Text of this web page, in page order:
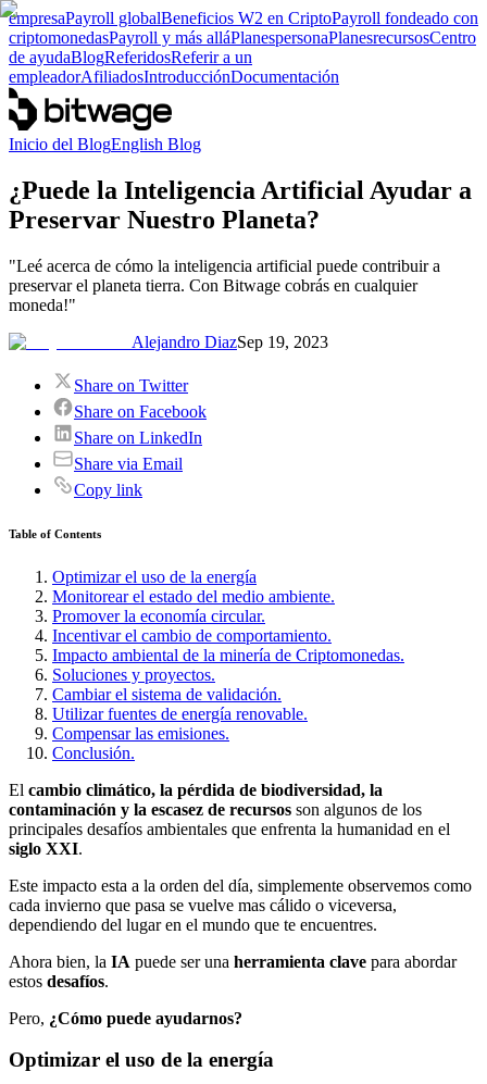
empresaPayroll globalBeneficios W2 en CriptoPayroll fondeado con
criptomonedasPayroll y más alláPlanespersonaPlanesrecursosCentro
de ayudaBlogReferidosReferir a un
empleadorAfiliadosIntroducciónDocumentación
Inicio del BlogEnglish Blog
¿Puede la Inteligencia Artificial Ayudar a
Preservar Nuestro Planeta?
"Leé acerca de cómo la inteligencia artificial puede contribuir a
preservar el planeta tierra. Con Bitwage cobrás en cualquier
moneda!"
Alejandro DiazSep 19, 2023
Share on Twitter
Share on Facebook
Share on LinkedIn
Share via Email
Copy link
Table of Contents
Optimizar el uso de la energía
Monitorear el estado del medio ambiente.
Promover la economía circular.
Incentivar el cambio de comportamiento.
Impacto ambiental de la minería de Criptomonedas.
Soluciones y proyectos.
Cambiar el sistema de validación.
Utilizar fuentes de energía renovable.
Compensar las emisiones.
Conclusión.
El cambio climático, la pérdida de biodiversidad, la
contaminación y la escasez de recursos son algunos de los
principales desafíos ambientales que enfrenta la humanidad en el
siglo XXI.
Este impacto esta a la orden del día, simplemente observemos como
cada invierno que pasa se vuelve mas cálido o viceversa,
dependiendo del lugar en el mundo que te encuentres.
Ahora bien, la IA puede ser una herramienta clave para abordar
estos desafíos.
Pero, ¿Cómo puede ayudarnos?
Optimizar el uso de la energía